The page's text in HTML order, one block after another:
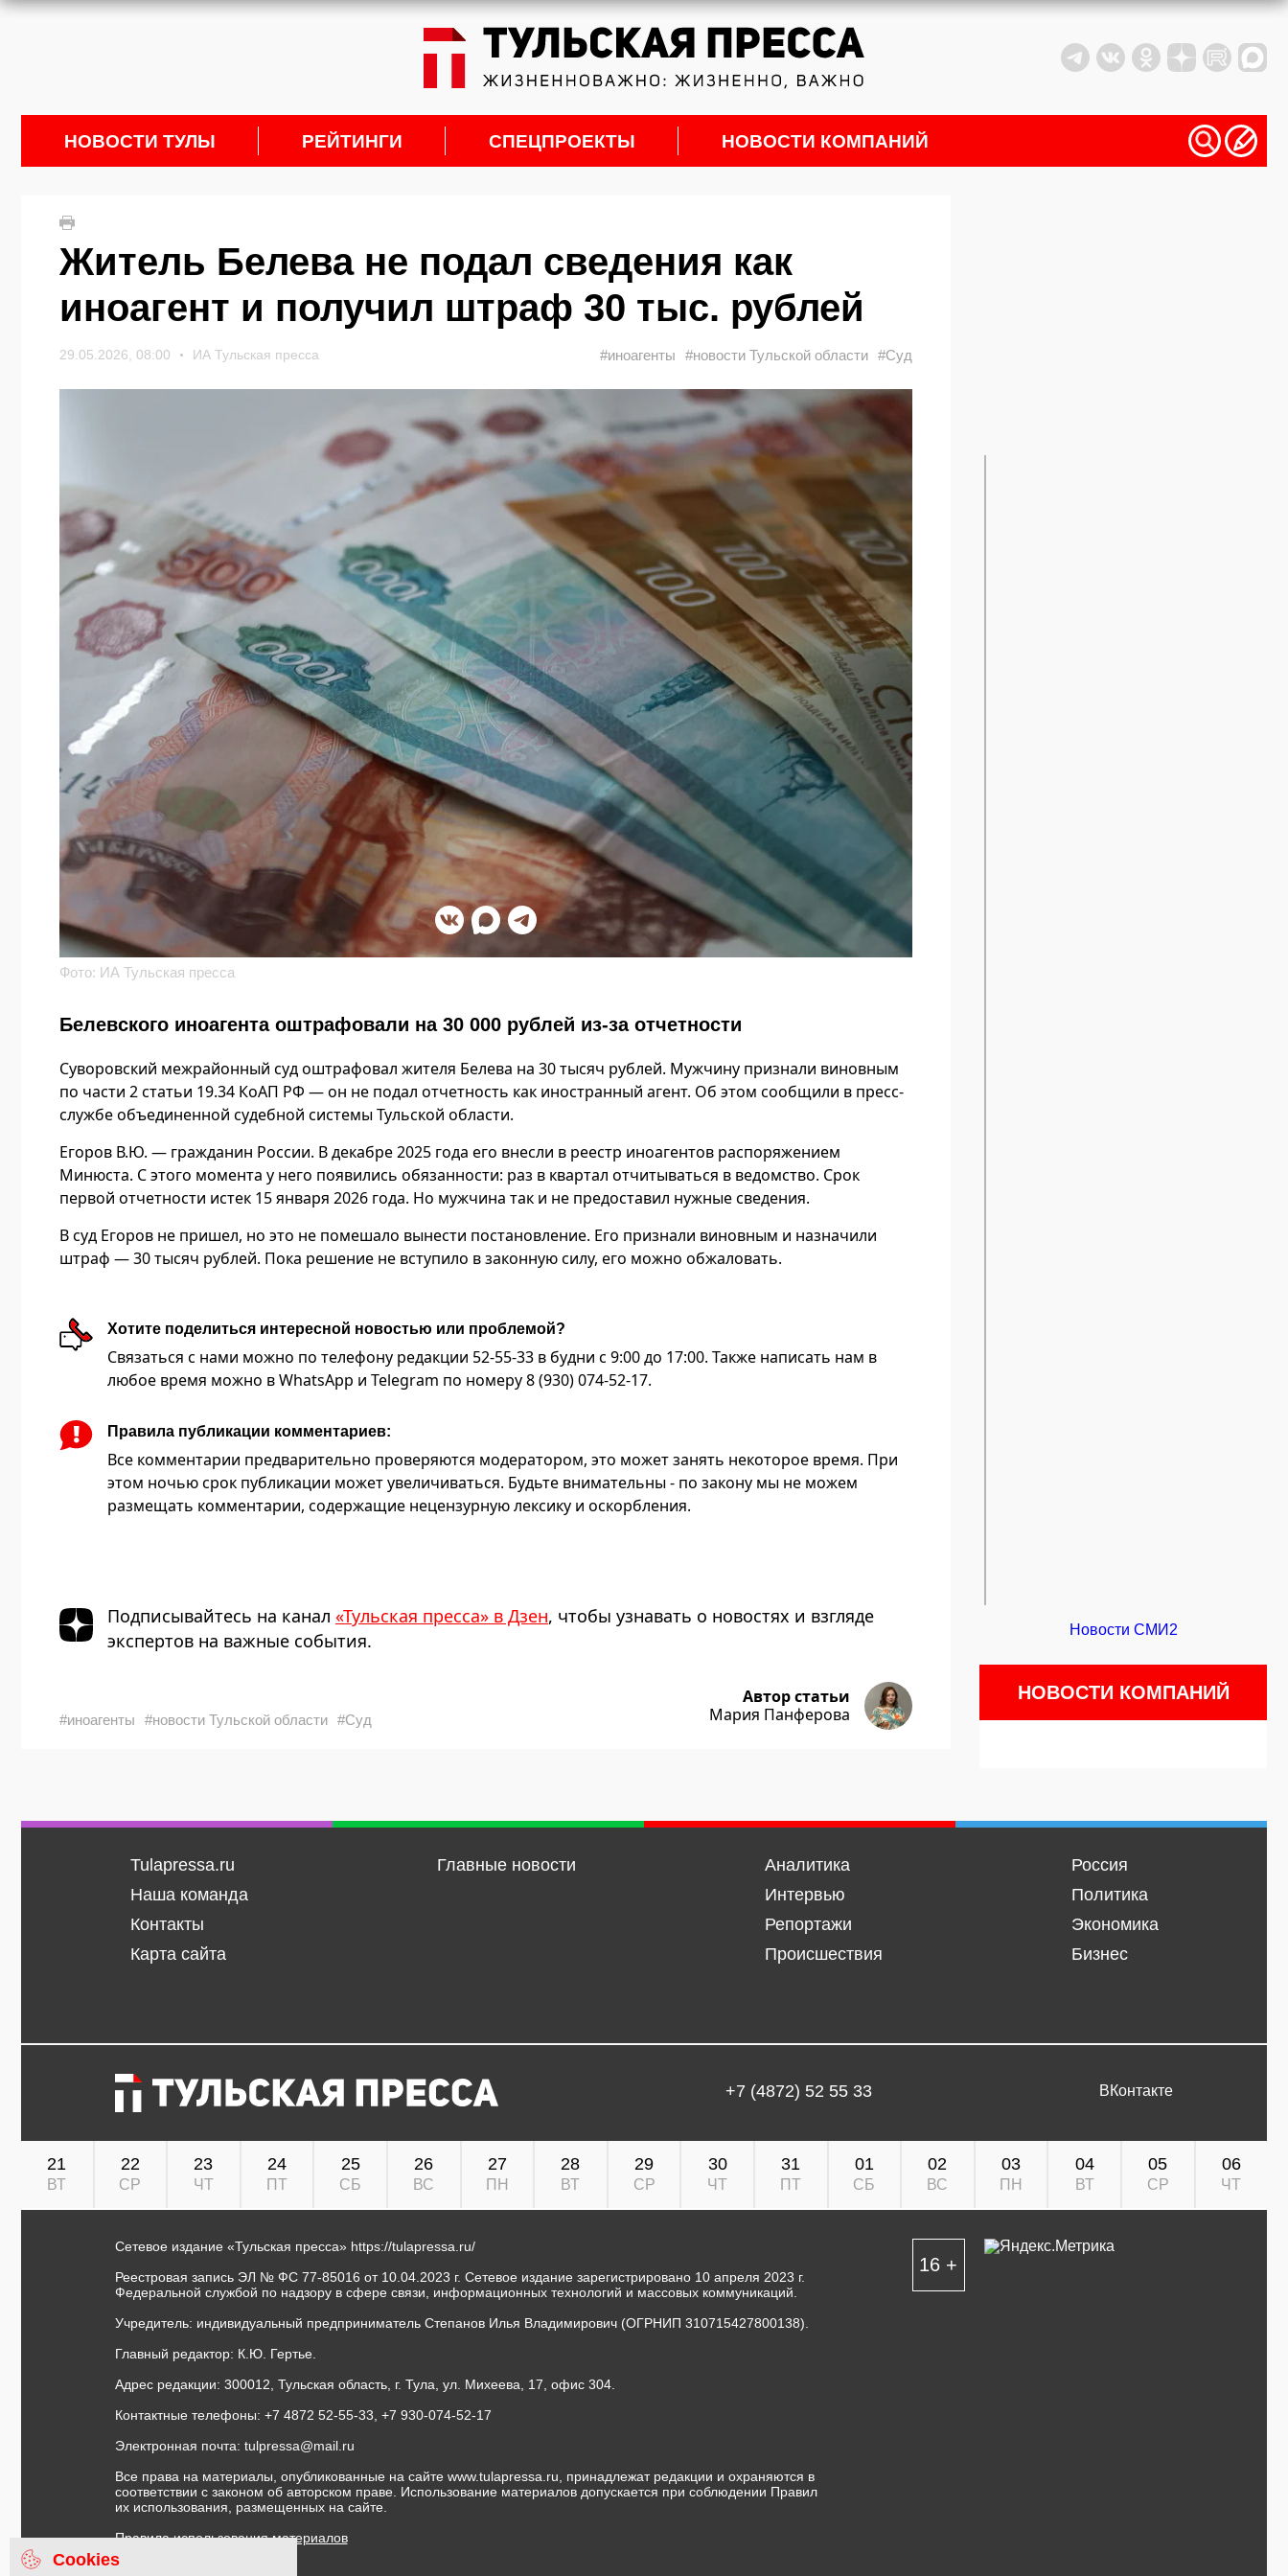
НОВОСТИ ТУЛЫ РЕЙТИНГИ СПЕЦПРОЕКТЫ НОВОСТИ КОМПАНИЙ
Житель Белева не подал сведения как
иноагент и получил штраф 30 тыс. рублей
29.05.2026, 08:00 ИА Тульская пресса #иноагенты #новости Тульской области #Суд
Фото: ИА Тульская пресса
Белевского иноагента оштрафовали на 30 000 рублей из-за отчетности
Суворовский межрайонный суд оштрафовал жителя Белева на 30 тысяч рублей. Мужчину признали виновным
по части 2 статьи 19.34 КоАП РФ — он не подал отчетность как иностранный агент. Об этом сообщили в пресс-
службе объединенной судебной системы Тульской области.
Егоров В.Ю. — гражданин России. В декабре 2025 года его внесли в реестр иноагентов распоряжением
Минюста. С этого момента у него появились обязанности: раз в квартал отчитываться в ведомство. Срок
первой отчетности истек 15 января 2026 года. Но мужчина так и не предоставил нужные сведения.
В суд Егоров не пришел, но это не помешало вынести постановление. Его признали виновным и назначили
штраф — 30 тысяч рублей. Пока решение не вступило в законную силу, его можно обжаловать.
Хотите поделиться интересной новостью или проблемой?
Связаться с нами можно по телефону редакции 52-55-33 в будни с 9:00 до 17:00. Также написать нам в
любое время можно в WhatsApp и Telegram по номеру 8 (930) 074-52-17.
Правила публикации комментариев:
Все комментарии предварительно проверяются модератором, это может занять некоторое время. При
этом ночью срок публикации может увеличиваться. Будьте внимательны - по закону мы не можем
размещать комментарии, содержащие нецензурную лексику и оскорбления.
Подписывайтесь на канал «Тульская пресса» в Дзен, чтобы узнавать о новостях и взгляде
экспертов на важные события.
#иноагенты #новости Тульской области #Суд
Автор статьи
Мария Панферова
Новости СМИ2
НОВОСТИ КОМПАНИЙ
Tulapressa.ru
Наша команда
Контакты
Карта сайта
Главные новости
Аналитика
Интервью
Репортажи
Происшествия
Россия
Политика
Экономика
Бизнес
+7 (4872) 52 55 33 ВКонтакте
21
ВТ
22
СР
23
ЧТ
24
ПТ
25
СБ
26
ВС
27
ПН
28
ВТ
29
СР
30
ЧТ
31
ПТ
01
СБ
02
ВС
03
ПН
04
ВТ
05
СР
06
ЧТ
Сетевое издание «Тульская пресса» https://tulapressa.ru/
Реестровая запись ЭЛ № ФС 77-85016 от 10.04.2023 г. Сетевое издание зарегистрировано 10 апреля 2023 г.
Федеральной службой по надзору в сфере связи, информационных технологий и массовых коммуникаций.
Учредитель: индивидуальный предприниматель Степанов Илья Владимирович (ОГРНИП 310715427800138).
Главный редактор: К.Ю. Гертье.
Адрес редакции: 300012, Тульская область, г. Тула, ул. Михеева, 17, офис 304.
Контактные телефоны: +7 4872 52-55-33, +7 930-074-52-17
Электронная почта: tulpressa@mail.ru
Все права на материалы, опубликованные на сайте www.tulapressa.ru, принадлежат редакции и охраняются в
соответствии с законом об авторском праве. Использование материалов допускается при соблюдении Правил
их использования, размещенных на сайте.
Правила использования материалов
Договор публичной оферты
16 +
Cookies